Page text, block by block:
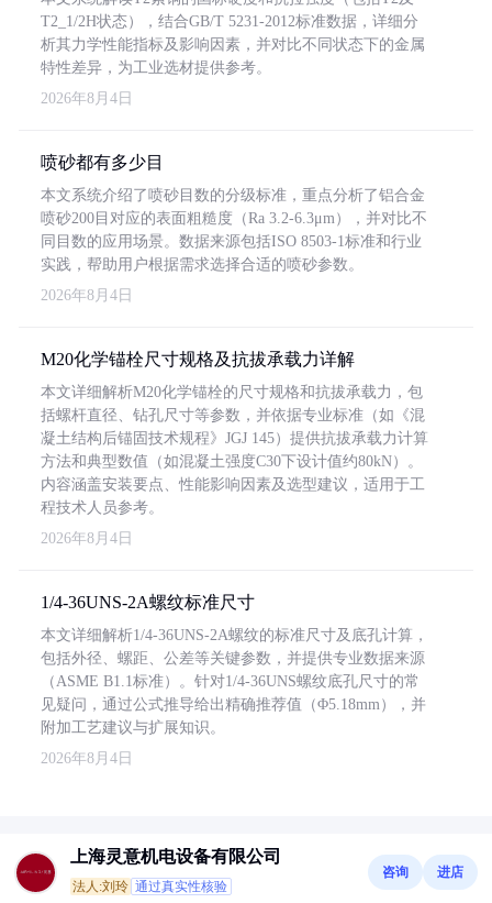
T2_1/2H状态），结合GB/T 5231-2012标准数据，详细分
析其力学性能指标及影响因素，并对比不同状态下的金属
特性差异，为工业选材提供参考。
2026年8月4日
喷砂都有多少目
本文系统介绍了喷砂目数的分级标准，重点分析了铝合金
喷砂200目对应的表面粗糙度（Ra 3.2-6.3μm），并对比不
同目数的应用场景。数据来源包括ISO 8503-1标准和行业
实践，帮助用户根据需求选择合适的喷砂参数。
2026年8月4日
M20化学锚栓尺寸规格及抗拔承载力详解
本文详细解析M20化学锚栓的尺寸规格和抗拔承载力，包
括螺杆直径、钻孔尺寸等参数，并依据专业标准（如《混
凝土结构后锚固技术规程》JGJ 145）提供抗拔承载力计算
方法和典型数值（如混凝土强度C30下设计值约80kN）。
内容涵盖安装要点、性能影响因素及选型建议，适用于工
程技术人员参考。
2026年8月4日
1/4-36UNS-2A螺纹标准尺寸
本文详细解析1/4-36UNS-2A螺纹的标准尺寸及底孔计算，
包括外径、螺距、公差等关键参数，并提供专业数据来源
（ASME B1.1标准）。针对1/4-36UNS螺纹底孔尺寸的常
见疑问，通过公式推导给出精确推荐值（Φ5.18mm），并
附加工艺建议与扩展知识。
2026年8月4日
上海灵意机电设备有限公司
法人:刘玲 通过真实性核验
咨询 进店